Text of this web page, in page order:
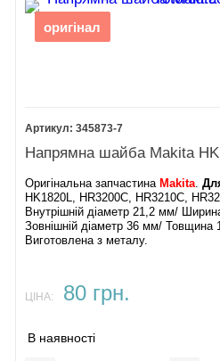
оригінал
345873-7
Напрямна шайба Makita
Оригінальна запчастина Makita .
HK1820L, HR3200C, HR3210C,
Внутрішній діаметр 21,2 мм/
Зовнішній діаметр 36 мм/
Виготовлена ​​з металу.
ЦІНА: 80 грн.
В наявності